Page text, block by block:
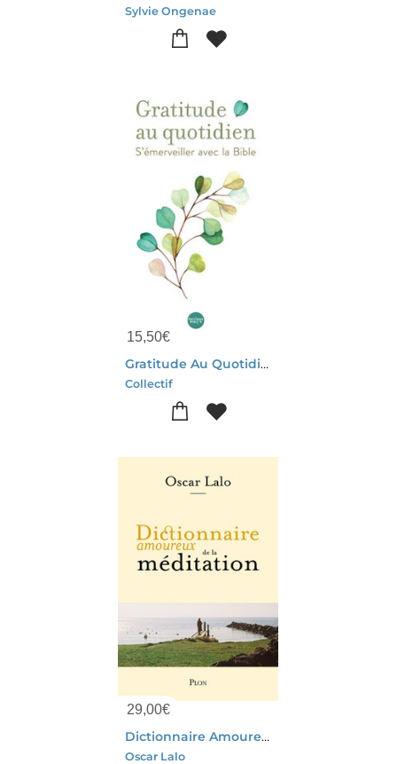
Sylvie Ongenae
15,50€
Gratitude Au Quotidien : S'emerveiller Avec La Bible
Collectif
29,00€
Dictionnaire Amoureux De La Meditation
Oscar Lalo